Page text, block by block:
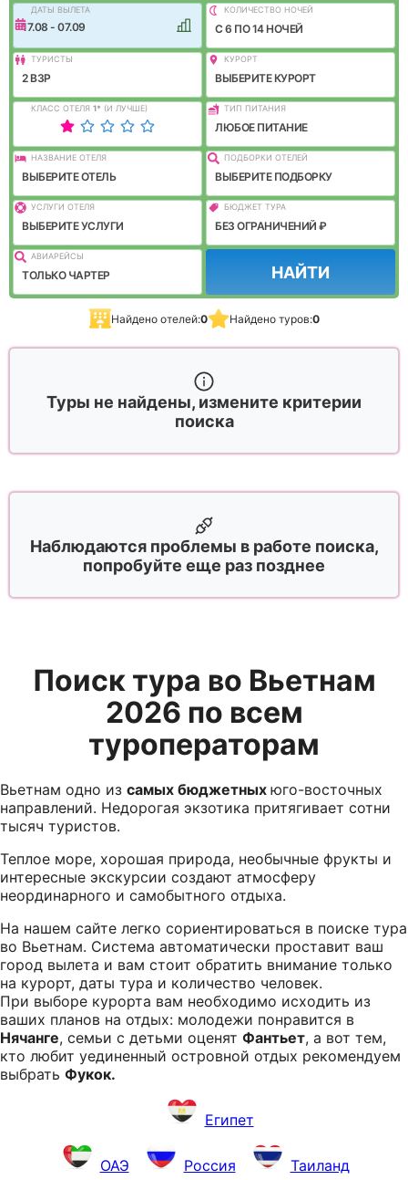
ДАТЫ ВЫЛЕТА
17.08 - 07.09
КОЛИЧЕСТВО НОЧЕЙ
C 6 ПО 14 НОЧЕЙ
ТУРИСТЫ
2 ВЗР
КУРОРТ
ВЫБЕРИТЕ КУРОРТ
КЛАСС ОТЕЛЯ 1* (И ЛУЧШЕ) ТИП ПИТАНИЯ
ЛЮБОЕ ПИТАНИЕ
НАЗВАНИЕ ОТЕЛЯ
ВЫБЕРИТЕ ОТЕЛЬ
ПОДБОРКИ ОТЕЛЕЙ
ВЫБЕРИТЕ ПОДБОРКУ
УСЛУГИ ОТЕЛЯ
ВЫБЕРИТЕ УСЛУГИ
БЮДЖЕТ ТУРА
БЕЗ ОГРАНИЧЕНИЙ ₽
АВИАРЕЙСЫ
ТОЛЬКО ЧАРТЕР НАЙТИ
Найдено отелей:0 Найдено туров:0
Туры не найдены, измените критерии
поиска
Наблюдаются проблемы в работе поиска,
попробуйте еще раз позднее
Поиск тура во Вьетнам
2026 по всем
туроператорам
Вьетнам одно из самых бюджетных юго-восточных
направлений. Недорогая экзотика притягивает сотни
тысяч туристов.
Теплое море, хорошая природа, необычные фрукты и
интересные экскурсии создают атмосферу
неординарного и самобытного отдыха.
На нашем сайте легко сориентироваться в поиске тура
во Вьетнам. Система автоматически проставит ваш
город вылета и вам стоит обратить внимание только
на курорт, даты тура и количество человек.
При выборе курорта вам необходимо исходить из
ваших планов на отдых: молодежи понравится в
Нячанге, семьи с детьми оценят Фантьет, а вот тем,
кто любит уединенный островной отдых рекомендуем
выбрать Фукок.
Египет
ОАЭ Россия Таиланд